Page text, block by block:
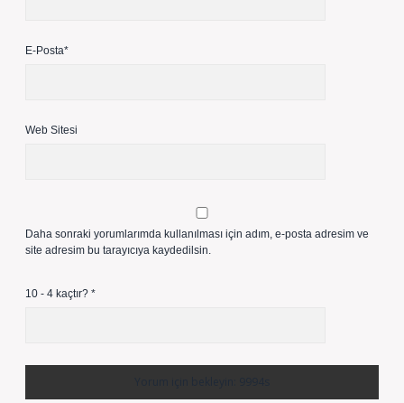
E-Posta*
Web Sitesi
Daha sonraki yorumlarımda kullanılması için adım, e-posta adresim ve
site adresim bu tarayıcıya kaydedilsin.
10 - 4 kaçtır? *